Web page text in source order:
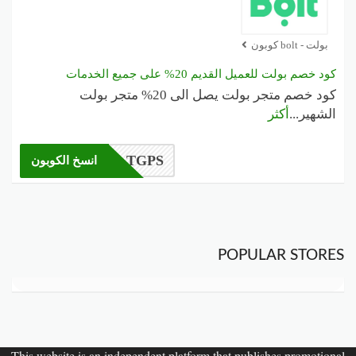
بولت - bolt كوبون
كود خصم بولت للعميل القديم 20% على جميع الخدمات
كود خصم متجر بولت يصل الى 20% متجر بولت
الشهير ... أكثر
TGPS انسخ الكوبون
POPULAR STORES